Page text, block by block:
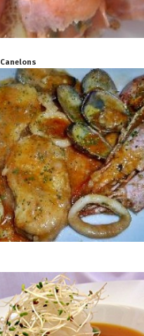
Canelons